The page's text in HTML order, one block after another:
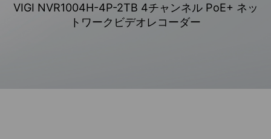
VIGI NVR1004H-4P-2TB 4チャンネル PoE+ ネッ
トワークビデオレコーダー